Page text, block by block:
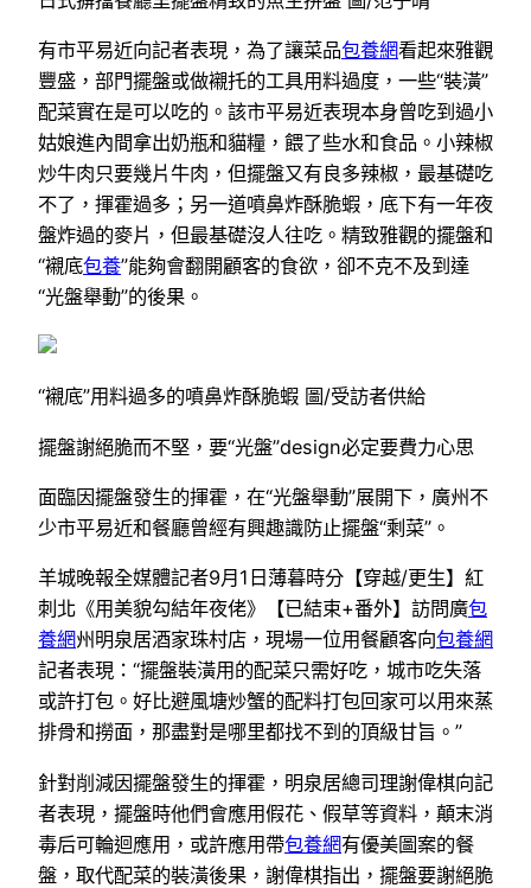
有市平易近向記者表現，為了讓菜品包養網看起來雅觀
豐盛，部門擺盤或做襯托的工具用料過度，一些“裝潢”
配菜實在是可以吃的。該市平易近表現本身曾吃到過小
姑娘進內間拿出奶瓶和貓糧，餵了些水和食品。小辣椒
炒牛肉只要幾片牛肉，但擺盤又有良多辣椒，最基礎吃
不了，揮霍過多；另一道噴鼻炸酥脆蝦，底下有一年夜
盤炸過的麥片，但最基礎沒人往吃。精致雅觀的擺盤和
“襯底包養”能夠會翻開顧客的食欲，卻不克不及到達
“光盤舉動”的後果。
“襯底”用料過多的噴鼻炸酥脆蝦 圖/受訪者供給
擺盤謝絕脆而不堅，要“光盤”design必定要費力心思
面臨因擺盤發生的揮霍，在“光盤舉動”展開下，廣州不
少市平易近和餐廳曾經有興趣識防止擺盤“剩菜”。
羊城晚報全媒體記者9月1日薄暮時分【穿越/更生】紅
刺北《用美貌勾結年夜佬》【已結束+番外】訪問廣包
養網州明泉居酒家珠村店，現場一位用餐顧客向包養網
記者表現：“擺盤裝潢用的配菜只需好吃，城市吃失落
或許打包。好比避風塘炒蟹的配料打包回家可以用來蒸
排骨和撈面，那盡對是哪里都找不到的頂級甘旨。”
針對削減因擺盤發生的揮霍，明泉居總司理謝偉棋向記
者表現，擺盤時他們會應用假花、假草等資料，顛末消
毒后可輪迴應用，或許應用帶包養網有優美圖案的餐
盤，取代配菜的裝潢後果，謝偉棋指出，擺盤要謝絕脆